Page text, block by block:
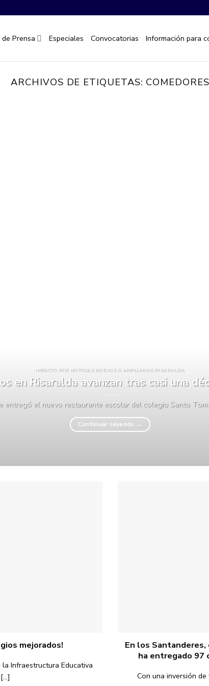
Prensa Especiales Convocatorias Información para
ARCHIVOS DE ETIQUETAS: COMEDORES
IMPACTO FFIE NOTICIAS NUEVOS O AMPLIADOS RISARALDA
en Risaralda avanzan tras casi una
entregó el nuevo restaurante escolar del colegio Santo
Continuar leyendo →
mejorados!
Infraestructura Educativa
En los Santanderes,
ha entregado 97
Con una inversión